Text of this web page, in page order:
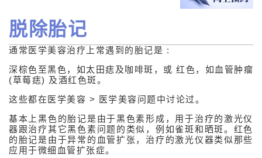
医
健
美
医学皮肤护理
医学美容问题
医学美容疗程
脱除胎记
通常医学美容治疗上常遇到的胎记是 :
深棕色至黑色，如太田痣及咖啡斑，或 红色，如血管肿瘤
(草莓痣) 及酒红色斑。
这些都在医学美容 > 医学美容问题中讨论过。
基本上黑色的胎记是由于黑色素形成，用于治疗的激光仪
器跟治疗其它黑色素问题的类似，例如雀斑和晒斑。红色
的胎记是由于异常的血管扩张，治疗的激光仪器类似那些
应用于微细血管扩张症。